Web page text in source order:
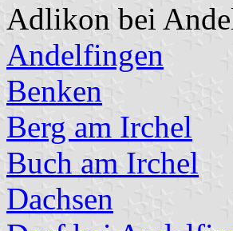
Adlikon bei
Andelfingen
Benken
Berg am Irchel
Buch am Irchel
Dachsen